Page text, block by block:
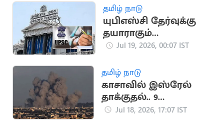
தமிழ் நாடு
யுபிஎஸ்சி தேர்வுக்கு
தயாராகும்
மாணவர்களுக்கு
Jul 19, 2026, 00:07 IST
தமிழ் நாடு
காசாவில் இஸ்ரேல்
தாக்குதல்.. 9
பாலஸ்தீனர்கள்
Jul 18, 2026, 17:07 IST